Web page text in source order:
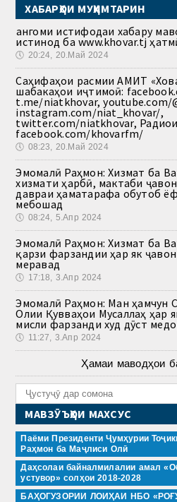
ХАБАРҲОИ МУҲИМТАРИН
Ҳангоми истифодаи хабару
истинод ба www.khovar.tj
🕔 20:24, 20.Май 2024
Саҳифаҳои расмии АМИТ
шабакаҳои иҷтимоӣ:
t.me/niatkhovar, youtube.com/
instagram.com/niat_khovar/,
twitter.com/niatkhovar,
facebook.com/khovarfm/
🕔 08:23, 20.Май 2024
Эмомалӣ Раҳмон: Хизмат ба
хизмати ҳарбӣ, мактаби
давраи ҳаматарафа обутоб
мебошад
🕔 08:24, 5.Апр 2024
Эмомалӣ Раҳмон: Хизмат ба
қарзи фарзандии ҳар як
меравад
🕔 17:18, 3.Апр 2024
Эмомалӣ Раҳмон: Ман ҳамчун
Олии Қувваҳои Мусаллаҳ ҳар
мисли фарзанди худ дӯст
🕔 11:27, 3.Апр 2024
Ҳамаи маводҳои
МАВЗӮЪҲОИ МАХСУС
Паёми Президенти Ҷумҳурии
Раҳмон ба Маҷлиси Олӣ
Даҳсолаи байналмилалии амал
устувор» солҳои 2018-2028
БАҲОГУЗОРИИ ЛОИҲАИ НБО